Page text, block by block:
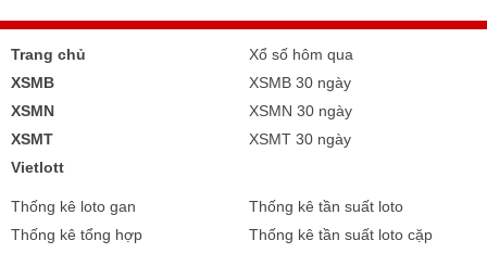
Trang chủ
XSMB
XSMN
XSMT
Vietlott
Xổ số hôm qua
XSMB 30 ngày
XSMN 30 ngày
XSMT 30 ngày
Thống kê loto gan
Thống kê tổng hợp
Thống kê tần suất loto
Thống kê tần suất loto cặp